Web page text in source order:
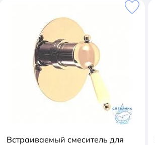
Встраиваемый смеситель для